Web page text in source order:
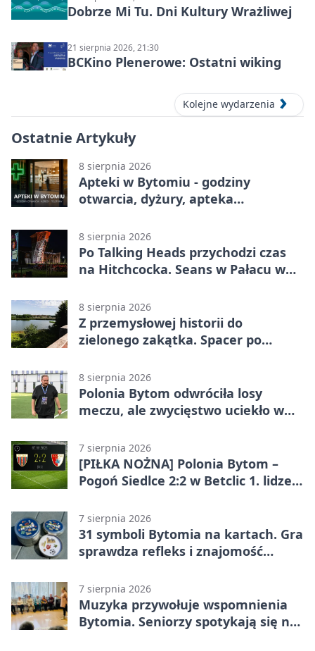
Dobrze Mi Tu. Dni Kultury Wrażliwej
21 sierpnia 2026, 21:30
BCKino Plenerowe: Ostatni wiking
Kolejne wydarzenia
Ostatnie Artykuły
8 sierpnia 2026
Apteki w Bytomiu - godziny
otwarcia, dyżury, apteka
8 sierpnia 2026
Po Talking Heads przychodzi czas
na Hitchcocka. Seans w Pałacu w
8 sierpnia 2026
Z przemysłowej historii do
zielonego zakątka. Spacer po
8 sierpnia 2026
Polonia Bytom odwróciła losy
meczu, ale zwycięstwo uciekło w
7 sierpnia 2026
[PIŁKA NOŻNA] Polonia Bytom –
Pogoń Siedlce 2:2 w Betclic 1. lidze.
ale stracili zwycięstwo
7 sierpnia 2026
31 symboli Bytomia na kartach. Gra
sprawdza refleks i znajomość
7 sierpnia 2026
Muzyka przywołuje wspomnienia
Bytomia. Seniorzy spotykają się na